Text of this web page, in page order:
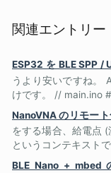
関連エントリー
ESP32 を BLE SPP /
うより安いですね。
けです。 // main.ino
NanoVNA のリモー
をする場合、給電点
というコンテキスト
BLE Nano +